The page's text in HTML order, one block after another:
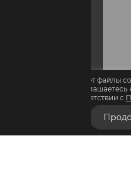
Этот сайт использует файлы
его, вы
и метаданных в соответствии с